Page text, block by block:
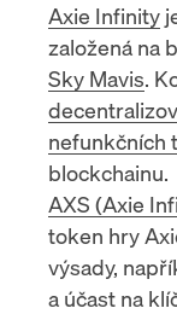
Axie Infinity
založená na
Sky Mavis.
nefunkčních
blockchainu.
AXS (Axie
token hry
výsady,
a účast na